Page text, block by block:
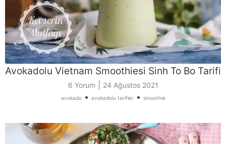
Avokadolu Vietnam Smoothiesi Sinh To Bo Tarifi
6 Yorum 24 Ağustos 2021
avokado• avokadolu tarifler• smoothie